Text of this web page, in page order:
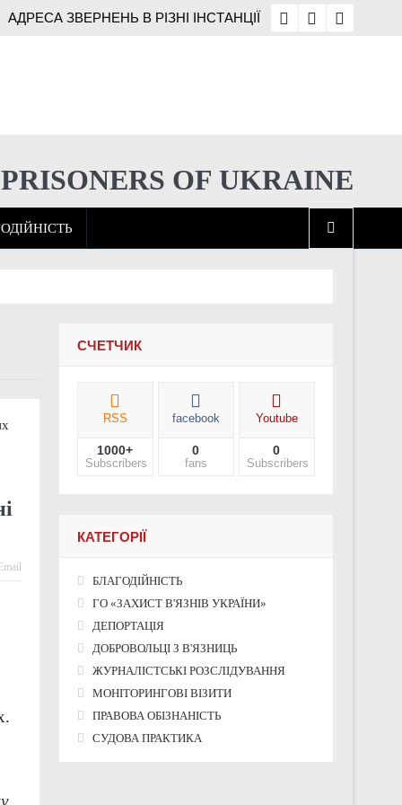
АДРЕСА ЗВЕРНЕНЬ В РІЗНІ ІНСТАНЦІЇ
OF UKRAINE
СЧЕТЧИК
RSS
1000+
Subscribers
facebook
0
fans
Youtube
0
Subscribers
КАТЕГОРІЇ
БЛАГОДІЙНІСТЬ
ГО «ЗАХИСТ В'ЯЗНІВ УКРАЇНИ»
ДЕПОРТАЦІЯ
ДОБРОВОЛЬЦІ З В'ЯЗНИЦЬ
ЖУРНАЛІСТСЬКІ РОЗСЛІДУВАННЯ
МОНІТОРИНГОВІ ВІЗИТИ
ПРАВОВА ОБІЗНАНІСТЬ
СУДОВА ПРАКТИКА